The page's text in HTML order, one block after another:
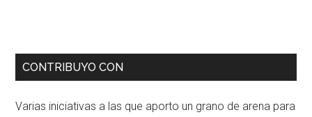
CONTRIBUYO CON
Varias iniciativas a las que aporto un grano de arena para